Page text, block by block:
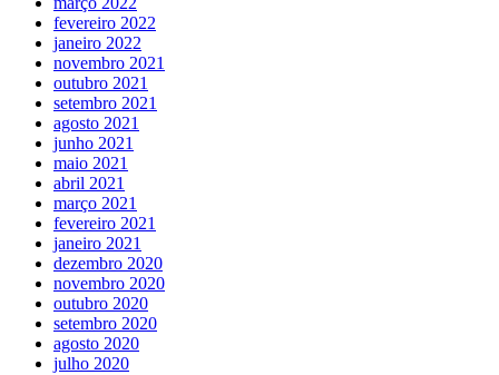
fevereiro 2022
janeiro 2022
novembro 2021
outubro 2021
setembro 2021
agosto 2021
junho 2021
maio 2021
abril 2021
março 2021
fevereiro 2021
janeiro 2021
dezembro 2020
novembro 2020
outubro 2020
setembro 2020
agosto 2020
julho 2020